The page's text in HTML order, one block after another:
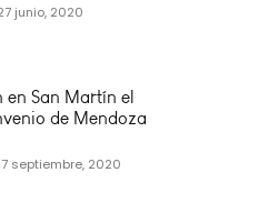
junio, 2020
en San Martín el
de Mendoza
septiembre, 2020